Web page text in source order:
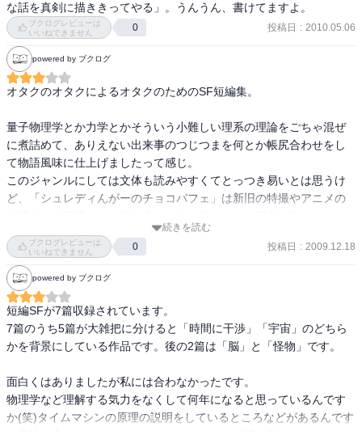
な話を真剣に描ききってやる」。うんうん、書けてますよ。
ブクログレビューは
いいねできません
0 投稿日 : 2010.05.06
powered by ブクログ
オタクのオタクによるオタクのためのSF短編集。
量子物理学とか力学とかそういう小難しい理系の理論をごちゃ混ぜ
に煮詰めて、ありえない出来事のつじつまを何とか帳尻合わせをし
て物語風味に仕上げましたって感じ。
このジャンルにしては文体も読みやすくてとっつき易いとは思うけ
ど、「シュレディんがーのチョコパフェ」は新旧の特撮やアニメの
で注意（ウルトラQとかカレイドスターとか）
こういうの馬鹿馬鹿しくも難しくて頭が痛くなり、笑えたり混乱し
たりするものが、SFのあるべき姿なのかもしれない。
個人的には「メデューサの呪文」がお勧め。
続きを読む
ブクログレビューは
いいねできません
0 投稿日 : 2009.12.18
powered by ブクログ
短編SFが7篇収録されています。
7篇のうち5篇が大雑把に分けると「時間に干渉」「宇宙」のどちら
かを背景にしている作品です。後の2篇は「脳」と「怪物」です。
面白くはありましたが私には合わなかったです。
物理学など理解する気力をなくして何年になると思っているんです
か(笑)タイムマシンの原理の説明をしているところなどがあるんです